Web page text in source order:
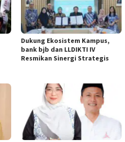
Dukung Ekosistem Kampus,
bank bjb dan LLDIKTI IV
Resmikan Sinergi Strategis